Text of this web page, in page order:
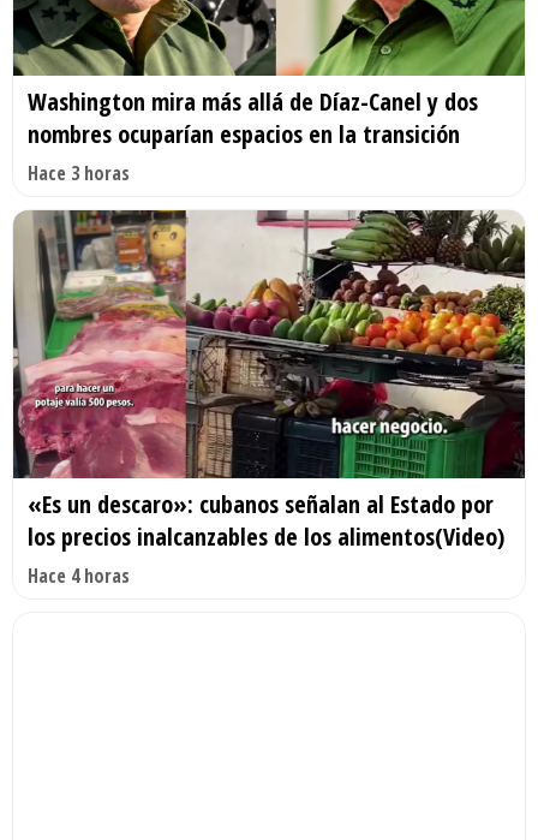
Washington mira más allá de Díaz-Canel y dos
nombres ocuparían espacios en la transición
Hace 3 horas
«Es un descaro»: cubanos señalan al Estado por
los precios inalcanzables de los alimentos(Video)
Hace 4 horas